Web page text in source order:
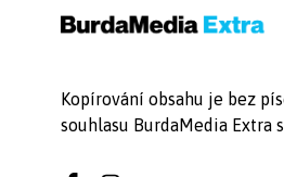
Kopírování obsahu je bez
souhlasu BurdaMedia Extra